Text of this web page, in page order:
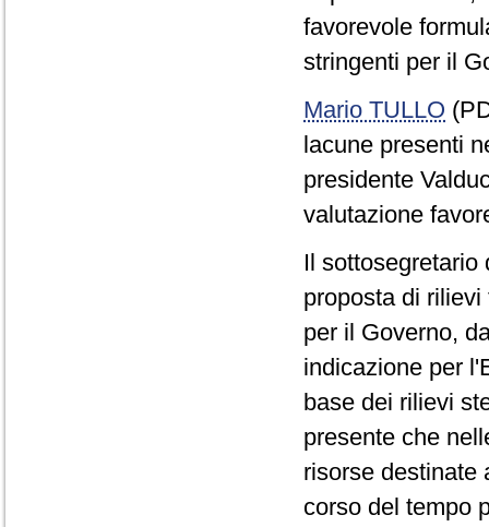
favorevole
stringenti per il
Mario TULLO
lacune presenti
presidente
valutazione
Il
proposta di
per il Governo,
indicazione per
base dei rilievi
presente che
risorse destinate
corso del tempo